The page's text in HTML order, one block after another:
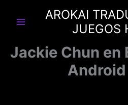
AROKAI
JUEGOS
Jackie Chun en
Android